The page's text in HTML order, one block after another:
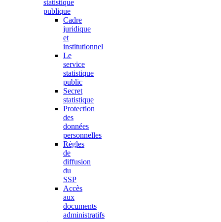
statistique
publique
Cadre
juridique
et
institutionnel
Le
service
statistique
public
Secret
statistique
Protection
des
données
personnelles
Règles
de
diffusion
du
SSP
Accès
aux
documents
administratifs